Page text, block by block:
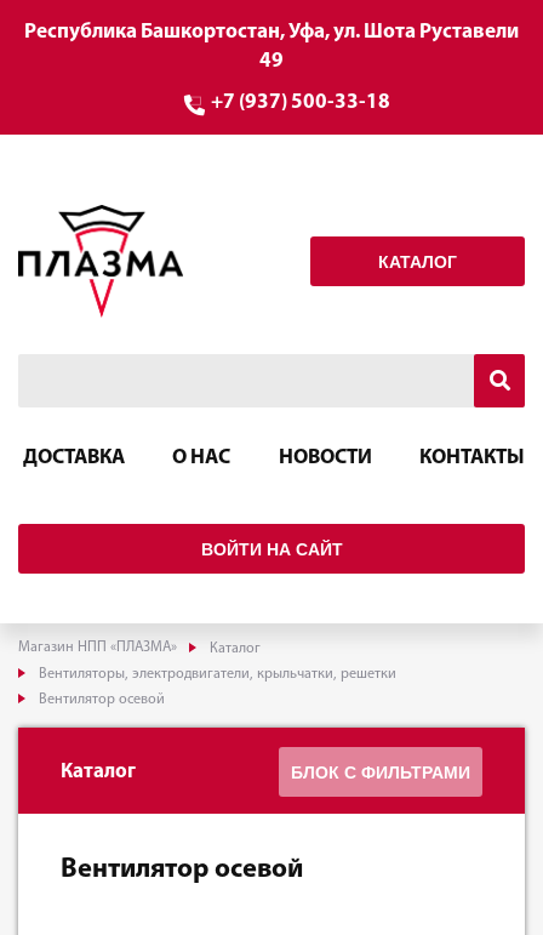
Республика Башкортостан, Уфа, ул. Шота Руставели
49
+7 (937) 500-33-18
КАТАЛОГ
ДОСТАВКА О НАС НОВОСТИ КОНТАКТЫ
ВОЙТИ НА САЙТ
Магазин НПП «ПЛАЗМА»
Каталог
Вентиляторы, электродвигатели, крыльчатки, решетки
Вентилятор осевой
Каталог БЛОК С ФИЛЬТРАМИ
Вентилятор осевой